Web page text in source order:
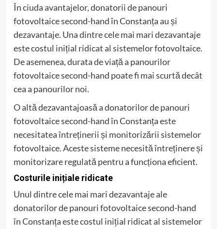
În ciuda avantajelor, donatorii de panouri
fotovoltaice second-hand în Constanța au și
dezavantaje. Una dintre cele mai mari dezavantaje
este costul inițial ridicat al sistemelor fotovoltaice.
De asemenea, durata de viață a panourilor
fotovoltaice second-hand poate fi mai scurtă decât
cea a panourilor noi.
O altă dezavantajoasă a donatorilor de panouri
fotovoltaice second-hand în Constanța este
necesitatea întreținerii și monitorizării sistemelor
fotovoltaice. Aceste sisteme necesită întreținere și
monitorizare regulată pentru a funcționa eficient.
Costurile inițiale ridicate
Unul dintre cele mai mari dezavantaje ale
donatorilor de panouri fotovoltaice second-hand
în Constanța este costul inițial ridicat al sistemelor